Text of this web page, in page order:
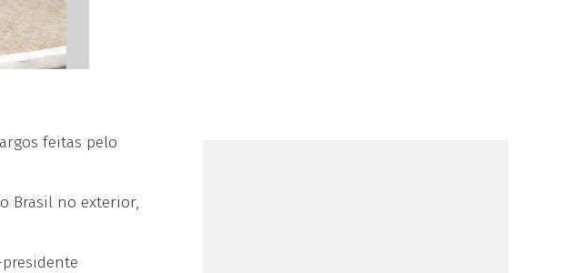
feitas pelo
Brasil no exterior,